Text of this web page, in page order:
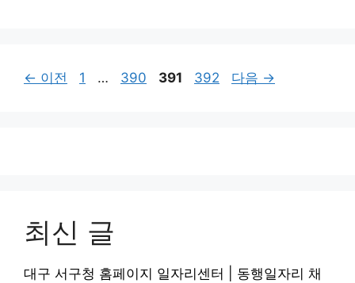
← 이전
페
1 …
페
390
페
391
페
392 다음 →
최신 글
대구 서구청 홈페이지 일자리센터 | 동행일자리 채